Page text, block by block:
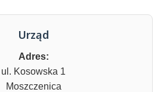
Urząd
Adres:
ul. Kosowska 1
Moszczenica